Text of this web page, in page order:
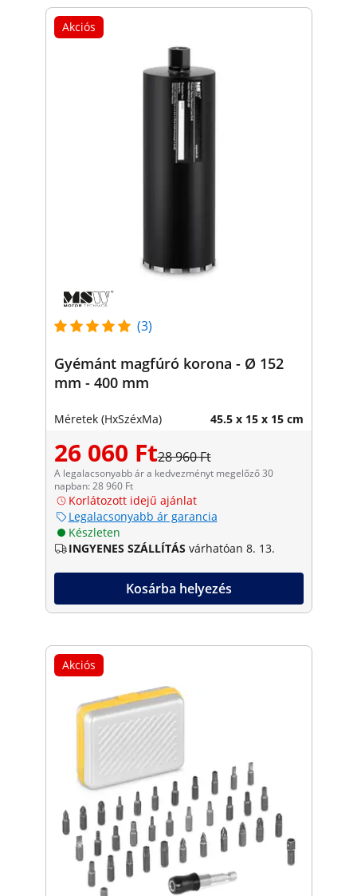
Akciós
(3)
Gyémánt magfúró korona - Ø 152
mm - 400 mm
Méretek (HxSzéxMa) 45.5 x 15 x 15 cm
26 060 Ft28 960 Ft
A legalacsonyabb ár a kedvezményt megelőző 30
napban: 28 960 Ft
Korlátozott idejű ajánlat
Legalacsonyabb ár garancia
Készleten
INGYENES SZÁLLÍTÁS várhatóan 8. 13.
Kosárba helyezés
Akciós